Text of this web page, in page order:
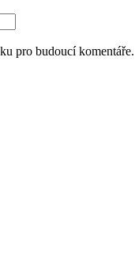
pro budoucí komentáře.